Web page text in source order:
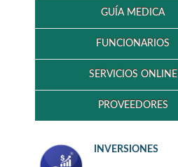
GUÍA MEDICA
FUNCIONARIOS
SERVICIOS ONLINE
PROVEEDORES
INVERSIONES